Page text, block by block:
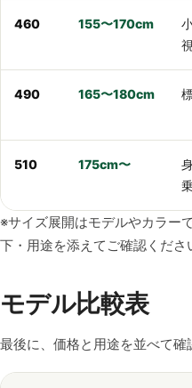
460 155〜170cm
490 165〜180cm
510 175cm〜
※サイズ展開はモデルやカラー
下・用途を添えてご確認くださ
モデル比較表
最後に、価格と用途を並べて確